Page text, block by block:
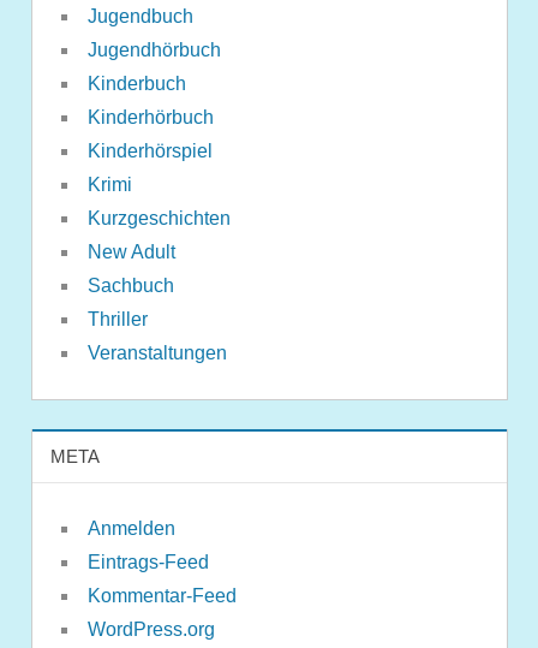
Jugendbuch
Jugendhörbuch
Kinderbuch
Kinderhörbuch
Kinderhörspiel
Krimi
Kurzgeschichten
New Adult
Sachbuch
Thriller
Veranstaltungen
META
Anmelden
Eintrags-Feed
Kommentar-Feed
WordPress.org